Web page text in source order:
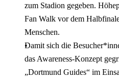
zum Stadion gegeben.
Fan Walk vor dem
Menschen.
Damit sich die
das Awareness-Konzept
„Dortmund Guides“ im